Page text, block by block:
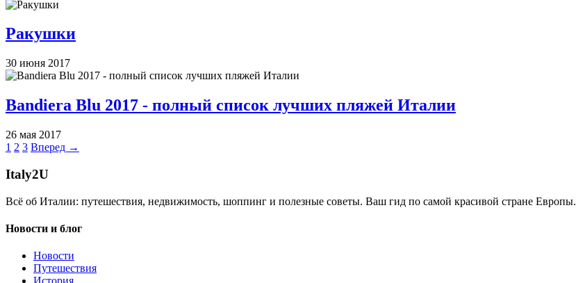
Ракушки
30 июня 2017
Bandiera Blu 2017 - полный список лучших пляжей Италии
26 мая 2017
1 2 3 Вперед →
Italy2U
Всё об Италии: путешествия, недвижимость, шоппинг и полезные советы. Ваш гид по самой красивой стране Европы.
Новости и блог
Новости
Путешествия
История